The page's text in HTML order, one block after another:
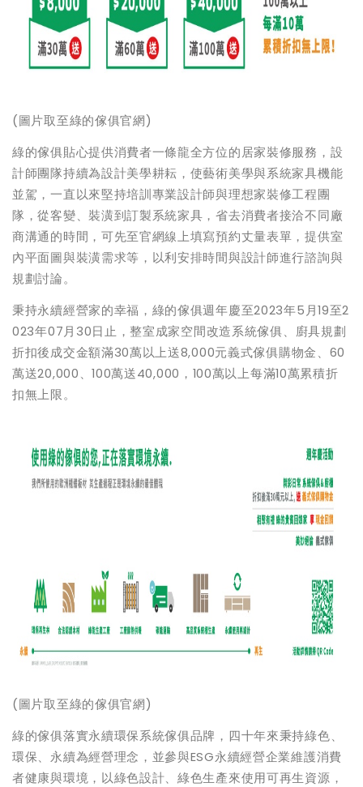
(圖片取至綠的傢俱官網)
綠的傢俱貼心提供消費者一條龍全方位的居家裝修服務，設
計師團隊持續為設計美學耕耘，使藝術美學與系統家具機能
並駕，一直以來堅持培訓專業設計師與理想家裝修工程團
隊，從客變、裝潢到訂製系統家具，省去消費者接洽不同廠
商溝通的時間，可先至官網線上填寫預約丈量表單，提供室
內平面圖與裝潢需求等，以利安排時間與設計師進行諮詢與
規劃討論。
秉持永續經營家的幸福，綠的傢俱週年慶至2023年5月19至2
023年07月30日止，整室成家空間改造系統傢俱、廚具規劃
折扣後成交金額滿30萬以上送8,000元義式傢俱購物金、60
萬送20,000、100萬送40,000，100萬以上每滿10萬累積折
扣無上限。
(圖片取至綠的傢俱官網)
綠的傢俱落實永續環保系統傢俱品牌，四十年來秉持綠色、
環保、永續為經營理念，並參與ESG永續經營企業維護消費
者健康與環境，以綠色設計、綠色生產來使用可再生資源，